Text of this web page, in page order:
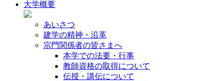
大学概要
あいさつ
建学の精神・沿革
宗門関係者の皆さまへ
本学での法要・行事
教師資格の取得について
伝授・講伝について